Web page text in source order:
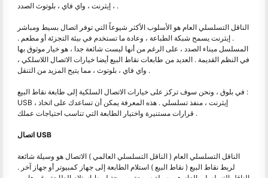
، إيثرنت ، واي فاي ، بلوتوث الصدد .
الناقل التسلسلي العام هو الأسلوب الأكثر شيوعاً التي توفر اتصال بسيط ومباشر
. إيثرنت يسمح شبكة الطباعة ، وعادة ما تستخدم في بيئة التجزئة أو مطعم .
المسلسل ميناء الصدد ، على الرغم من أنها ليست شائعة جدا ، هو خيار موثوق بها
في النظم القديمة . العديد من طابعات نقاط البيع أيضا خيارات الاتصال اللاسلكي ،
واي فاي ، بلوتوث ، مما يتيح المزيد من التنقل .
في بلوق ، ونحن سوف تركز على خيارات الاتصال السلكية إلى طابعة نقاط البيع :
USB ، إيثرنت ، منفذ تسلسلي . هذه المعرفة يمكن أن تساعدك على اتخاذ
قرارات مستنيرة واختيار الطابعة التي تناسب احتياجات عملك .
اتصال USB
الناقل التسلسلي العام ( الناقل التسلسلي العالمي ) الاتصال هو وسيلة شائعة
لربط نقاط البيع ( نقاط البيع ) استلام الطابعة إلى جهاز كمبيوتر أو جهاز آخر .